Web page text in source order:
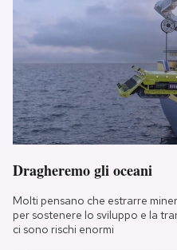
Dragheremo gli oceani
Molti pensano che estrarre
per sostenere lo sviluppo e la
ci sono rischi enormi